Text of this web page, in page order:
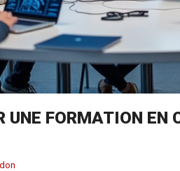
UNE FORMATION EN